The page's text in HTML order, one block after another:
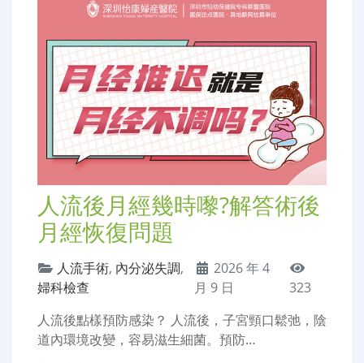
人流後月經幾時嚟?解答術後
月經恢復問題
人流手術, 內分泌失調,
婦科檢查
2026 年 4
月 9 日
323
人流後點樣預防感染？ 人流後，子宮頸口鬆弛，陰
道內環境改變，容易滋生細菌。預防…